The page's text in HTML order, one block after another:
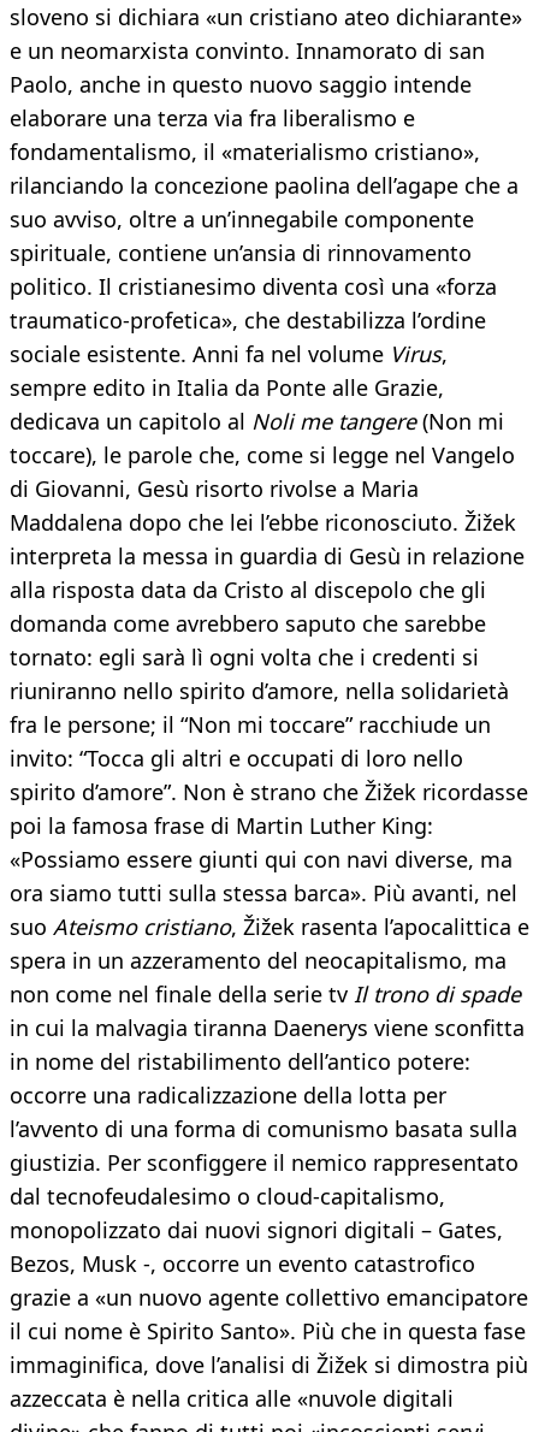
sloveno si dichiara «un cristiano ateo dichiarante»
e un neomarxista convinto. Innamorato di san
Paolo, anche in questo nuovo saggio intende
elaborare una terza via fra liberalismo e
fondamentalismo, il «materialismo cristiano»,
rilanciando la concezione paolina dell’agape che a
suo avviso, oltre a un’innegabile componente
spirituale, contiene un’ansia di rinnovamento
politico. Il cristianesimo diventa così una «forza
traumatico-profetica», che destabilizza l’ordine
sociale esistente. Anni fa nel volume Virus,
sempre edito in Italia da Ponte alle Grazie,
dedicava un capitolo al Noli me tangere(Non mi
toccare), le parole che, come si legge nel Vangelo
di Giovanni, Gesù risorto rivolse a Maria
Maddalena dopo che lei l’ebbe riconosciuto. Žižek
interpreta la messa in guardia di Gesù in relazione
alla risposta data da Cristo al discepolo che gli
domanda come avrebbero saputo che sarebbe
tornato: egli sarà lì ogni volta che i credenti si
riuniranno nello spirito d’amore, nella solidarietà
fra le persone; il “Non mi toccare” racchiude un
invito: “Tocca gli altri e occupati di loro nello
spirito d’amore”. Non è strano che Žižek ricordasse
poi la famosa frase di Martin Luther King:
«Possiamo essere giunti qui con navi diverse, ma
ora siamo tutti sulla stessa barca». Più avanti, nel
suo Ateismo cristiano, Žižek rasenta l’apocalittica e
spera in un azzeramento del neocapitalismo, ma
non come nel finale della serie tv Il trono di spade
in cui la malvagia tiranna Daenerys viene sconfitta
in nome del ristabilimento dell’antico potere:
occorre una radicalizzazione della lotta per
l’avvento di una forma di comunismo basata sulla
giustizia. Per sconfiggere il nemico rappresentato
dal tecnofeudalesimo o cloud-capitalismo,
monopolizzato dai nuovi signori digitali – Gates,
Bezos, Musk -, occorre un evento catastrofico
grazie a «un nuovo agente collettivo emancipatore
il cui nome è Spirito Santo». Più che in questa fase
immaginifica, dove l’analisi di Žižek si dimostra più
azzeccata è nella critica alle «nuvole digitali